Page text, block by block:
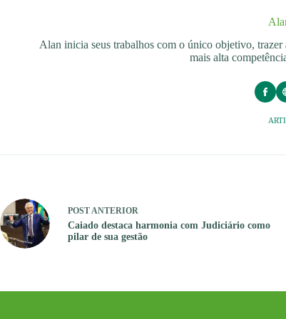
Alan inicia seus trabalhos com o único objetivo,
mais alta
POSTANTERIOR
Caiado destaca harmonia com Judiciário como
pilar de sua gestão